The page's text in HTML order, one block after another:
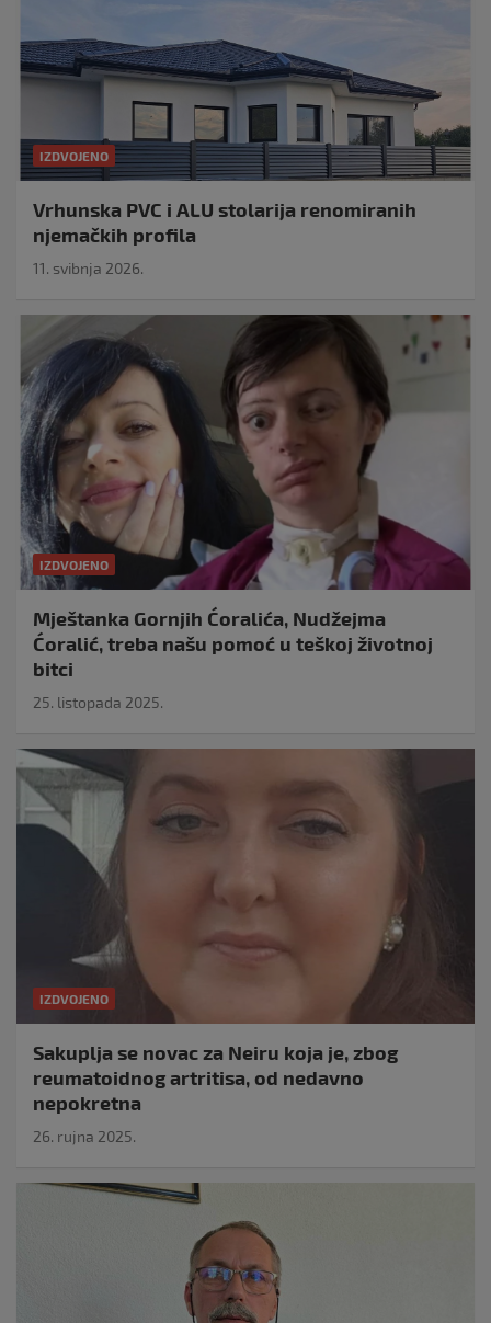
IZDVOJENO
Vrhunska PVC i ALU stolarija renomiranih
njemačkih profila
11. svibnja 2026.
IZDVOJENO
Mještanka Gornjih Ćoralića, Nudžejma
Ćoralić, treba našu pomoć u teškoj životnoj
bitci
25. listopada 2025.
IZDVOJENO
Sakuplja se novac za Neiru koja je, zbog
reumatoidnog artritisa, od nedavno
nepokretna
26. rujna 2025.